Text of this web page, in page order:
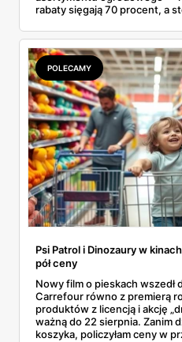
rabaty sięgają 70 procent, a
wyprzedażową pozycja po
których przecena jest realna,
Kilka z nich kończy się
POLECAMY
Psi Patrol i Dinozaury w
pół ceny
Nowy film o pieskach wszedł
Carrefour równo z premierą
produktów z licencją i akcję
ważną do 22 sierpnia. Zanim
koszyka, policzyłam ceny w